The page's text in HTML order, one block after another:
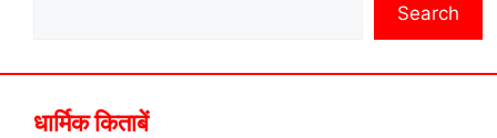
Search
धार्मिक किताबें